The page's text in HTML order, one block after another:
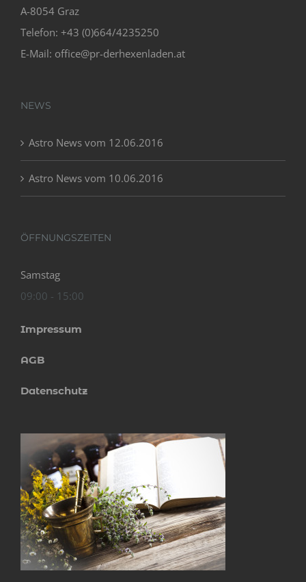
A-8054 Graz
Telefon: +43 (0)664/4235250
E-Mail: office@pr-derhexenladen.at
NEWS
Astro News vom 12.06.2016
Astro News vom 10.06.2016
ÖFFNUNGSZEITEN
Samstag
09:00 - 15:00
Impressum
AGB
Datenschutz